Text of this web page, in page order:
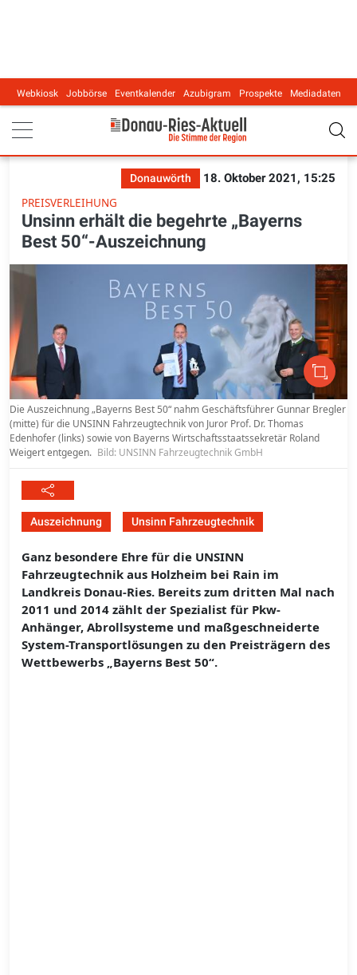
Main navigation
Webkiosk Jobbörse Eventkalender Azubigram Prospekte Mediadaten
Donauwörth
18. Oktober 2021, 15:25
PREISVERLEIHUNG
Unsinn erhält die begehrte „Bayerns
Best 50“-Auszeichnung
Die Auszeichnung „Bayerns Best 50“ nahm Geschäftsführer Gunnar Bregler
(mitte) für die UNSINN Fahrzeugtechnik von Juror Prof. Dr. Thomas
Edenhofer (links) sowie von Bayerns Wirtschaftsstaatssekretär Roland
Weigert entgegen. Bild: UNSINN Fahrzeugtechnik GmbH
Auszeichnung Unsinn Fahrzeugtechnik
Ganz besondere Ehre für die UNSINN
Fahrzeugtechnik aus Holzheim bei Rain im
Landkreis Donau-Ries. Bereits zum dritten Mal nach
2011 und 2014 zählt der Spezialist für Pkw-
Anhänger, Abrollsysteme und maßgeschneiderte
System-Transportlösungen zu den Preisträgern des
Wettbewerbs „Bayerns Best 50“.